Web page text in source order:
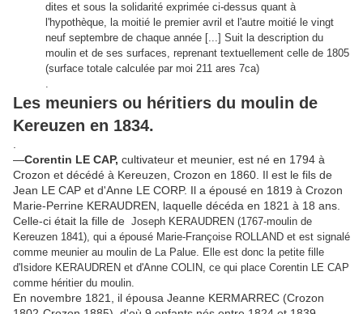
dites et sous la solidarité exprimée ci-dessus quant à
l'hypothèque, la moitié le premier avril et l'autre moitié le vingt
neuf septembre de chaque année [...] Suit la description du
moulin et de ses surfaces, reprenant textuellement celle de 1805
(surface totale calculée par moi 211 ares 7ca)
.
Les meuniers ou héritiers du moulin de
Kereuzen en 1834.
—Corentin LE CAP, cultivateur et meunier, est né en 1794 à
Crozon et décédé à Kereuzen, Crozon en 1860. Il est le fils de
Jean LE CAP et d'Anne LE CORP. Il a épousé en 1819 à Crozon
Marie-Perrine KERAUDREN, laquelle décéda en 1821 à 18 ans.
Celle-ci était la fille de Joseph KERAUDREN (1767-moulin de
Kereuzen 1841), qui a épousé Marie-Françoise ROLLAND et est signalé
comme meunier au moulin de La Palue. Elle est donc la petite fille
d'Isidore KERAUDREN et d'Anne COLIN, ce qui place Corentin LE CAP
comme héritier du moulin.
En novembre 1821, il épousa Jeanne KERMARREC (Crozon